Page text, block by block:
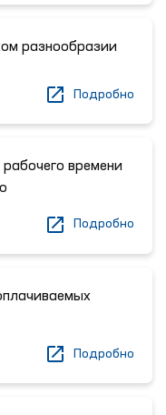
разнообразии
Подробно
времени
Подробно
Подробно